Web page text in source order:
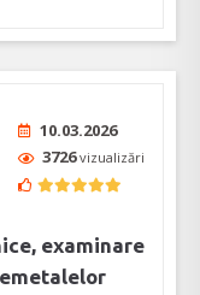
10.03.2026
3726vizualizări
examinare